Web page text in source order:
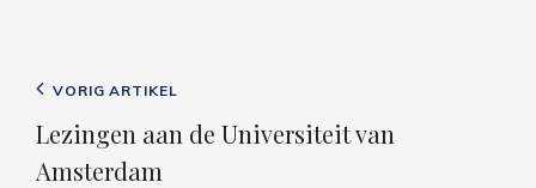
Bericht
navigatie
Vorig
bericht
VORIG ARTIKEL
Lezingen aan de Universiteit van
Amsterdam